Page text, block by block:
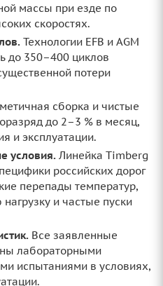
массы при езде по
скоростях.
Технологии EFB и AGM
до 350–400 циклов
потери
сборка и чистые
до 2–3 % в месяц,
и эксплуатации.
условия. Линейка Timberg
российских дорог
перепады температур,
и частые пуски
Все заявленные
лабораторными
испытаниями в условиях,